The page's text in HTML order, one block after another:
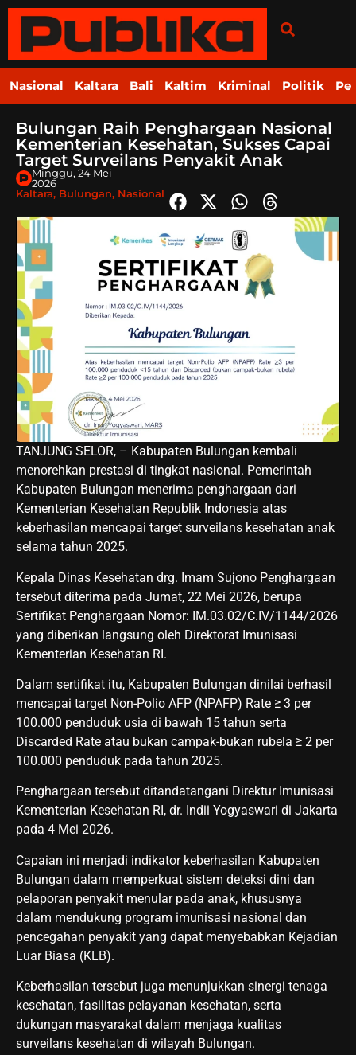
Nasional Kaltara Bali Kaltim Kriminal Politik
Bulungan Raih Penghargaan Nasional
Kementerian Kesehatan, Sukses Capai
Target Surveilans Penyakit Anak
Minggu, 24 Mei
2026
Kaltara, Bulungan, Nasional
TANJUNG SELOR, – Kabupaten Bulungan kembali
menorehkan prestasi di tingkat nasional. Pemerintah
Kabupaten Bulungan menerima penghargaan dari
Kementerian Kesehatan Republik Indonesia atas
keberhasilan mencapai target surveilans kesehatan anak
selama tahun 2025.
Kepala Dinas Kesehatan drg. Imam Sujono Penghargaan
tersebut diterima pada Jumat, 22 Mei 2026, berupa
Sertifikat Penghargaan Nomor: IM.03.02/C.IV/1144/2026
yang diberikan langsung oleh Direktorat Imunisasi
Kementerian Kesehatan RI.
Dalam sertifikat itu, Kabupaten Bulungan dinilai berhasil
mencapai target Non-Polio AFP (NPAFP) Rate ≥ 3 per
100.000 penduduk usia di bawah 15 tahun serta
Discarded Rate atau bukan campak-bukan rubela ≥ 2 per
100.000 penduduk pada tahun 2025.
Penghargaan tersebut ditandatangani Direktur Imunisasi
Kementerian Kesehatan RI, dr. Indii Yogyaswari di Jakarta
pada 4 Mei 2026.
Capaian ini menjadi indikator keberhasilan Kabupaten
Bulungan dalam memperkuat sistem deteksi dini dan
pelaporan penyakit menular pada anak, khususnya
dalam mendukung program imunisasi nasional dan
pencegahan penyakit yang dapat menyebabkan Kejadian
Luar Biasa (KLB).
Keberhasilan tersebut juga menunjukkan sinergi tenaga
kesehatan, fasilitas pelayanan kesehatan, serta
dukungan masyarakat dalam menjaga kualitas
surveilans kesehatan di wilayah Bulungan.